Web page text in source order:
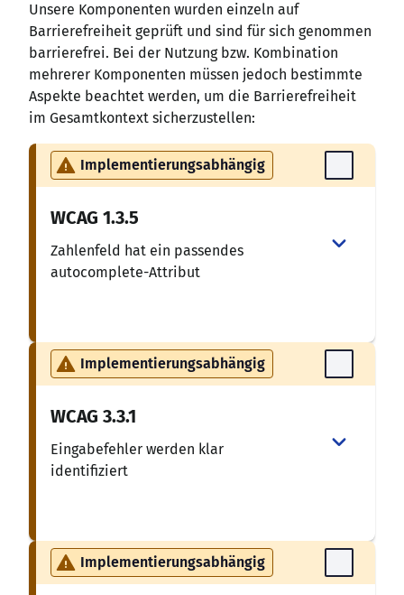
Unsere Komponenten wurden einzeln auf
Barrierefreiheit geprüft und sind für sich genommen
barrierefrei. Bei der Nutzung bzw. Kombination
mehrerer Komponenten müssen jedoch bestimmte
Aspekte beachtet werden, um die Barrierefreiheit
im Gesamtkontext sicherzustellen:
Implementierungsabhängig
WCAG 1.3.5
Zahlenfeld hat ein passendes
autocomplete-Attribut
Implementierungsabhängig
WCAG 3.3.1
Eingabefehler werden klar
identifiziert
Implementierungsabhängig